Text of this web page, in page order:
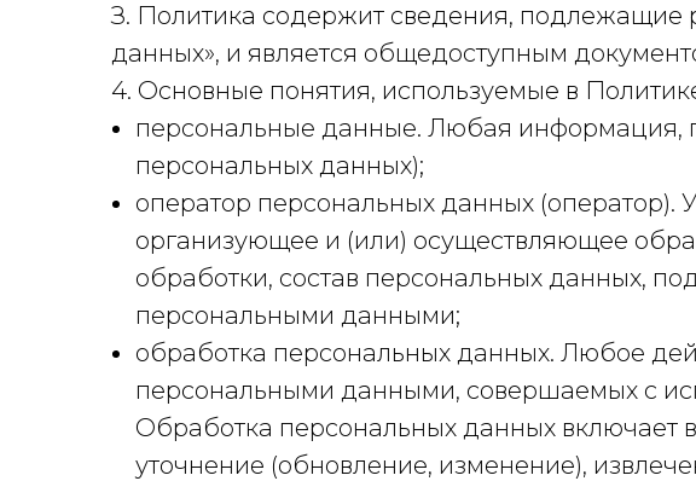
З. Политика содержит сведения, подлежащие
данных», и является общедоступным
4. Основные понятия, используемые в
персональные данные. Любая информация,
персональных данных);
оператор персональных данных (оператор).
организующее и (или) осуществляющее
обработки, состав персональных данных,
персональными данными;
обработка персональных данных. Любое
персональными данными, совершаемых с
Обработка персональных данных включает
уточнение (обновление, изменение),